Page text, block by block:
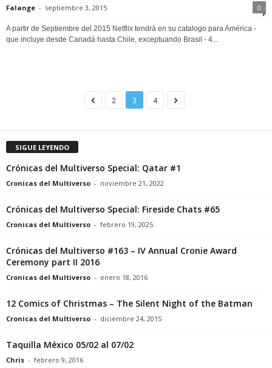
Falange - septiembre 3, 2015 0
A partir de Septiembre del 2015 Netflix tendrá en su catalogo para América -
que incluye desde Canadá hasta Chile, exceptuando Brasil - 4...
2 3 4
SIGUE LEYENDO
Crónicas del Multiverso Special: Qatar #1
Cronicas del Multiverso - noviembre 21, 2022
Crónicas del Multiverso Special: Fireside Chats #65
Cronicas del Multiverso - febrero 19, 2025
Crónicas del Multiverso #163 – IV Annual Cronie Award
Ceremony part II 2016
Cronicas del Multiverso - enero 18, 2016
12 Comics of Christmas – The Silent Night of the Batman
Cronicas del Multiverso - diciembre 24, 2015
Taquilla México 05/02 al 07/02
Chris - febrero 9, 2016